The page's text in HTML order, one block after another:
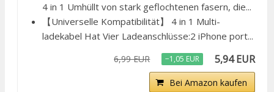
4 in 1 Umhüllt von stark geflochtenen fasern, die...
【Universelle Kompatibilität】 4 in 1 Multi-
ladekabel Hat Vier Ladeanschlüsse:2 iPhone port...
6,99 EUR −1,05 EUR 5,94 EUR
Bei Amazon kaufen